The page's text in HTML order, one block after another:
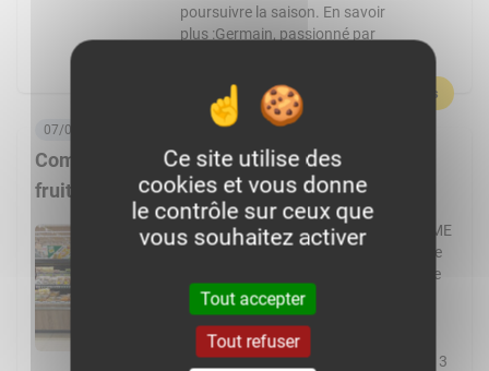
poursuivre la saison. En savoir
plus :Germain, passionné par
En savoir plus
Comment Frais Émincés dynamise le rayon
fruits et légumes ?
07/08/2026, 06:00
Spécialiste de la fraîche découpe, la PME
de Pontchâteau affiche une croissance
à deux chiffres. Elle transforme plus de
cent fruits et légumes différents et
réalise 80 % de ses ventes en GMS.
L’usine Frais Émincés de Pontchâteau
(44) pourrait cette année dépasser les 3
Ce site utilise des
cookies et vous donne
le contrôle sur ceux que
vous souhaitez activer
Tout accepter
Tout refuser